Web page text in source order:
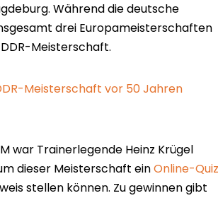
Während die deutsche
drei Europameisterschaften
Meisterschaft.
Meisterschaft vor 50 Jahren
war Trainerlegende Heinz Krügel
dieser Meisterschaft einOnline-Quiz
stellen können. Zu gewinnen gibt